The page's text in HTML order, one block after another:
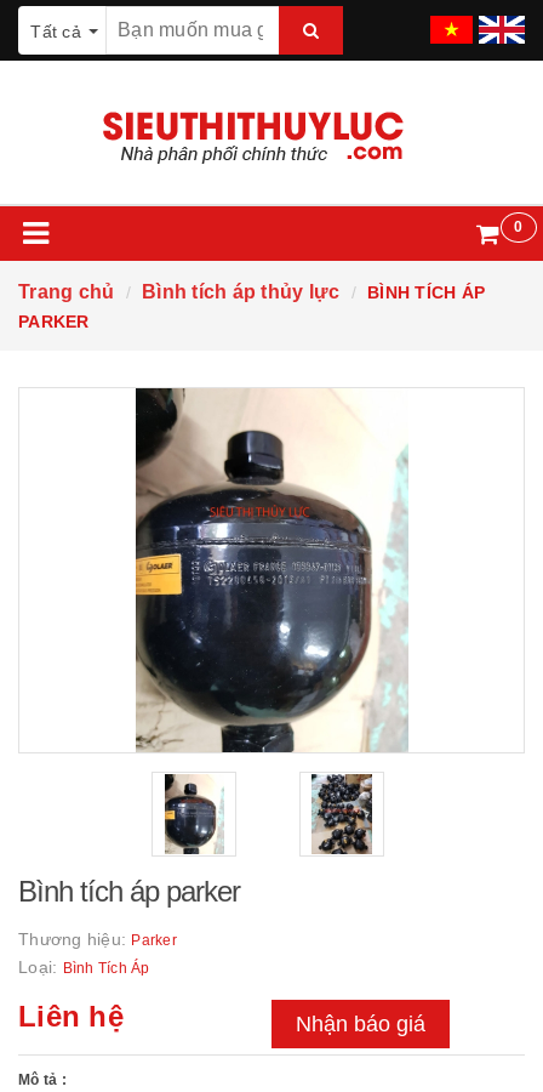
Tất cả
0
Trang chủ Bình tích áp thủy lực
BÌNH TÍCH ÁP
PARKER
Bình tích áp parker
Thương hiệu: Parker
Loại: Bình Tích Áp
Liên hệ Nhận báo giá
Mô tả :